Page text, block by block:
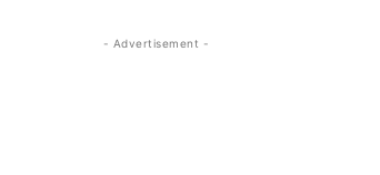
- Advertisement -